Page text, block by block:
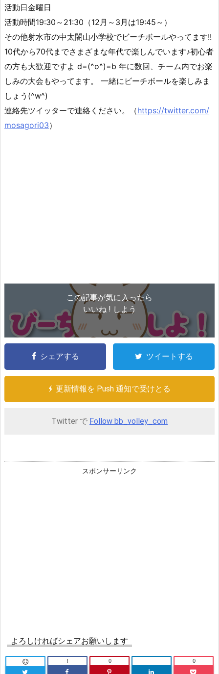
活動日金曜日
活動時間19:30～21:30（12月～3月は19:45～）
その他射水市の中太閤山小学校でビーチボールやってます!!
10代から70代までさまざまな年代で楽しんでいます♪初心者
の方も大歓迎ですよ d=(^o^)=b 年に数回、チーム内でお楽
しみの大会もやってます。 一緒にビーチボールを楽しみま
しょう(^w^)
連絡先ツイッターで連絡ください。（https://twitter.com/
mosagori03）
この記事が気に入ったら
いいね ! しよう
シェアする ツイートする
更新情報を Push 通知で受けとる
Twitter で Follow bb_volley_com
スポンサーリンク
よろしければシェアお願いします
 ! 0 - 0